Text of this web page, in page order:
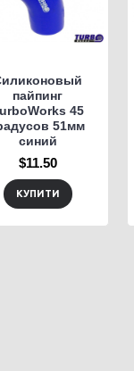
пайпинг
45
51мм
синий
$11.50
КУПИТИ